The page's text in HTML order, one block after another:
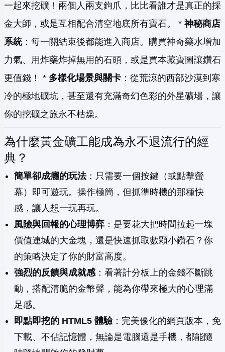
一起來挖礦！兩個人兩支鉤爪，比比看誰才是真正的採
金大師，或是互相配合清空地底所有寶石。 * 神秘商店
系統：每一關結束後都能進入商店。購買神奇藥水增加
力氣、用炸藥炸掉無用的石頭，或是買本藏寶圖讓鑽石
更值錢！ * 多樣化場景與關卡 ：從荒涼的西部沙漠到寒
冷的極地礦坑，甚至還有充滿奇幻色彩的外星礦場，讓
你的挖礦之旅永不枯燥。
為什麼黃金礦工能成為永不退流行的經
典？
簡單卻成癮的玩法：只需要一個按鍵（或點擊螢
幕）即可遊玩。操作極簡，但抓準時機的那種快
感，讓人想一玩再玩。
風險與回報的心理博弈 ：是要花大把時間拉起一塊
價值連城的大金塊，還是快速抓取數顆小鑽石？你
的策略決定了你的財富高度。
強烈的反饋與成就感：看著計分板上的金錢不斷跳
動，搭配清脆的金幣聲，能為你帶來極大的心理滿
足感。
即點即挖的 HTML5 體驗：完美優化的網頁版本，免
下載、不佔記憶體，無論是電腦還是手機，都能隨